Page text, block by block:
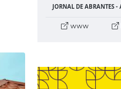
JORNAL DE ABRANTES -
www